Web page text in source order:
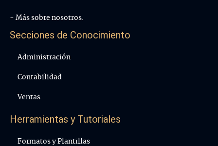
- Más sobre nosotros.
Secciones de Conocimiento
Administración
Contabilidad
Ventas
Herramientas y Tutoriales
Formatos y Plantillas